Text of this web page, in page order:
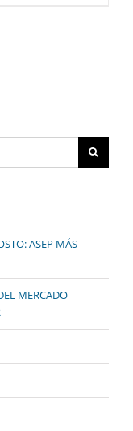
ASEP MÁS
MERCADO